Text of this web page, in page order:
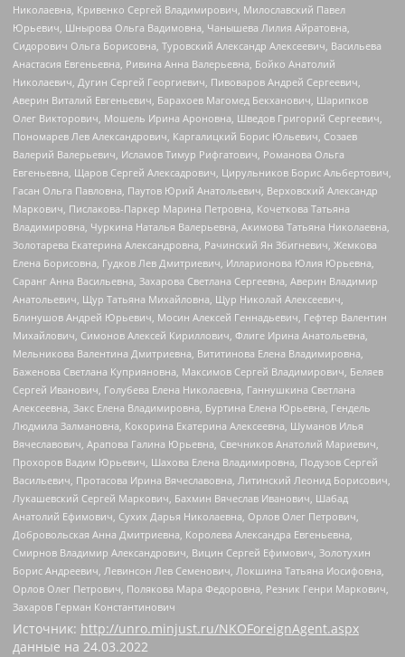
Николаевна, Кривенко Сергей Владимирович, Милославский Павел
Юрьевич, Шнырова Ольга Вадимовна, Чанышева Лилия Айратовна,
Сидорович Ольга Борисовна, Туровский Александр Алексеевич, Васильева
Анастасия Евгеньевна, Ривина Анна Валерьевна, Бойко Анатолий
Николаевич, Дугин Сергей Георгиевич, Пивоваров Андрей Сергеевич,
Аверин Виталий Евгеньевич, Барахоев Магомед Бекханович, Шарипков
Олег Викторович, Мошель Ирина Ароновна, Шведов Григорий Сергеевич,
Пономарев Лев Александрович, Каргалицкий Борис Юльевич, Созаев
Валерий Валерьевич, Исламов Тимур Рифгатович, Романова Ольга
Евгеньевна, Щаров Сергей Алексадрович, Цирульников Борис Альбертович,
Гасан Ольга Павловна, Паутов Юрий Анатольевич, Верховский Александр
Маркович, Пислакова-Паркер Марина Петровна, Кочеткова Татьяна
Владимировна, Чуркина Наталья Валерьевна, Акимова Татьяна Николаевна,
Золотарева Екатерина Александровна, Рачинский Ян Збигневич, Жемкова
Елена Борисовна, Гудков Лев Дмитриевич, Илларионова Юлия Юрьевна,
Саранг Анна Васильевна, Захарова Светлана Сергеевна, Аверин Владимир
Анатольевич, Щур Татьяна Михайловна, Щур Николай Алексеевич,
Блинушов Андрей Юрьевич, Мосин Алексей Геннадьевич, Гефтер Валентин
Михайлович, Симонов Алексей Кириллович, Флиге Ирина Анатольевна,
Мельникова Валентина Дмитриевна, Вититинова Елена Владимировна,
Баженова Светлана Куприяновна, Максимов Сергей Владимирович, Беляев
Сергей Иванович, Голубева Елена Николаевна, Ганнушкина Светлана
Алексеевна, Закс Елена Владимировна, Буртина Елена Юрьевна, Гендель
Людмила Залмановна, Кокорина Екатерина Алексеевна, Шуманов Илья
Вячеславович, Арапова Галина Юрьевна, Свечников Анатолий Мариевич,
Прохоров Вадим Юрьевич, Шахова Елена Владимировна, Подузов Сергей
Васильевич, Протасова Ирина Вячеславовна, Литинский Леонид Борисович,
Лукашевский Сергей Маркович, Бахмин Вячеслав Иванович, Шабад
Анатолий Ефимович, Сухих Дарья Николаевна, Орлов Олег Петрович,
Добровольская Анна Дмитриевна, Королева Александра Евгеньевна,
Смирнов Владимир Александрович, Вицин Сергей Ефимович, Золотухин
Борис Андреевич, Левинсон Лев Семенович, Локшина Татьяна Иосифовна,
Орлов Олег Петрович, Полякова Мара Федоровна, Резник Генри Маркович,
Захаров Герман Константинович
Источник: http://unro.minjust.ru/NKOForeignAgent.aspx
данные на 24.03.2022